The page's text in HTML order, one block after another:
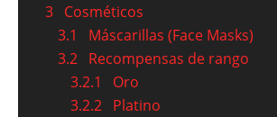
3 Cosméticos
3.1
Máscarillas (Face Masks)
3.2 Recompensas de rango
3.2.1
Oro
3.2.2 Platino